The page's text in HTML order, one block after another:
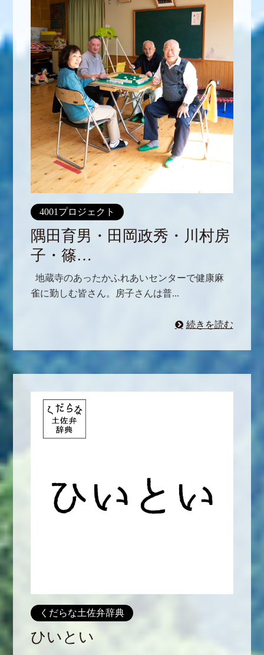
4001プロジェクト
隅田育男・田岡政秀・川村房
子・篠…
地蔵寺のあったかふれあいセンターで健康麻
雀に勤しむ皆さん。房子さんは普...
続きを読む
くだらな土佐弁辞典
ひいとい